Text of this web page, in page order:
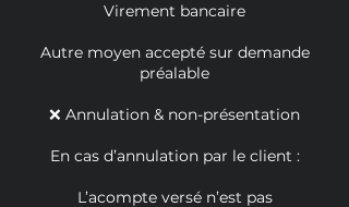
Virement bancaire
Autre moyen accepté sur demande
préalable
❌ Annulation & non-présentation
En cas d’annulation par le client :
L’acompte versé n’est pas